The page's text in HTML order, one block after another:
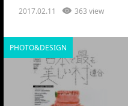
2017.02.11 363 view
PHOTO&DESIGN